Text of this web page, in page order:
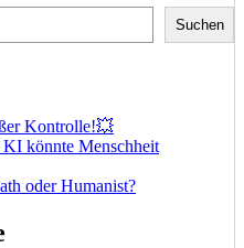
Suchen
Kontrolle!💥
könnte Menschheit
oder Humanist?